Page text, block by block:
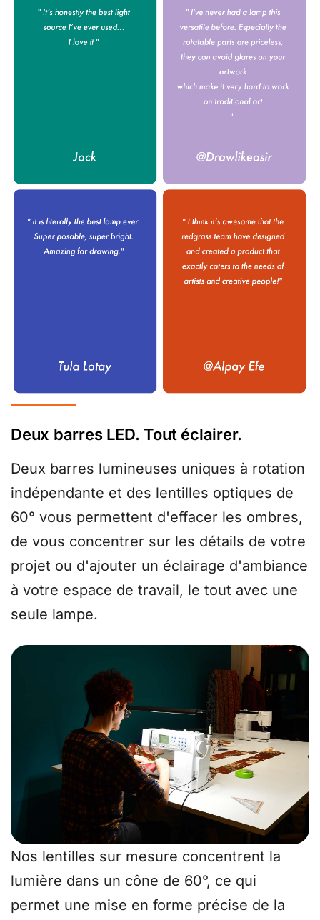
Deux barres LED. Tout éclairer.
Deux barres lumineuses uniques à rotation
indépendante et des lentilles optiques de
60° vous permettent d'effacer les ombres,
de vous concentrer sur les détails de votre
projet ou d'ajouter un éclairage d'ambiance
à votre espace de travail, le tout avec une
seule lampe.
Nos lentilles sur mesure concentrent la
lumière dans un cône de 60°, ce qui
permet une mise en forme précise de la